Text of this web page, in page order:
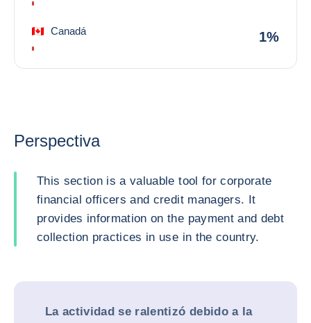
Canadá 1%
Perspectiva
This section is a valuable tool for corporate
financial officers and credit managers. It
provides information on the payment and debt
collection practices in use in the country.
La actividad se ralentizó debido a la